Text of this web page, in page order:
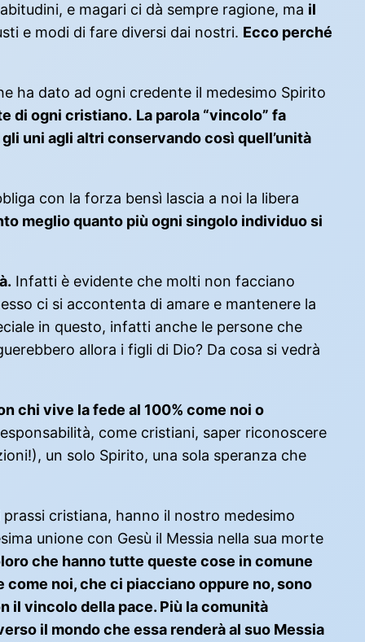
e magari ci dà sempre ragione, ma il
e modi di fare diversi dai nostri. Ecco perché
ha dato ad ogni credente il medesimo Spirito
di ogni cristiano. La parola “vincolo” fa
uni agli altri conservando così quell’unità
con la forza bensì lascia a noi la libera
meglio quanto più ogni singolo individuo si
Infatti è evidente che molti non facciano
ci si accontenta di amare e mantenere la
in questo, infatti anche le persone che
allora i figli di Dio? Da cosa si vedrà
chi vive la fede al 100% come noi o
come cristiani, saper riconoscere
un solo Spirito, una sola speranza che
cristiana, hanno il nostro medesimo
unione con Gesù il Messia nella sua morte
che hanno tutte queste cose in comune
noi, che ci piacciano oppure no, sono
il vincolo della pace. Più la comunità
il mondo che essa renderà al suo Messia